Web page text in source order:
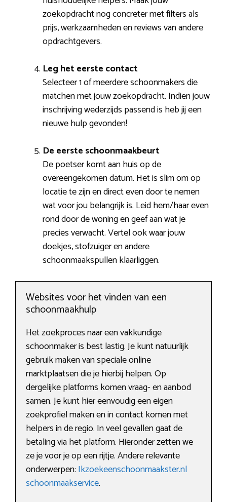
zoekopdracht nog concreter met filters als
prijs, werkzaamheden en reviews van andere
opdrachtgevers.
Leg het eerste contact
Selecteer 1 of meerdere schoonmakers die
matchen met jouw zoekopdracht. Indien jouw
inschrijving wederzijds passend is heb jij een
nieuwe hulp gevonden!
De eerste schoonmaakbeurt
De poetser komt aan huis op de
overeengekomen datum. Het is slim om op
locatie te zijn en direct even door te nemen
wat voor jou belangrijk is. Leid hem/haar even
rond door de woning en geef aan wat je
precies verwacht. Vertel ook waar jouw
doekjes, stofzuiger en andere
schoonmaakspullen klaarliggen.
Websites voor het vinden van een
schoonmaakhulp
Het zoekproces naar een vakkundige
schoonmaker is best lastig. Je kunt natuurlijk
gebruik maken van speciale online
marktplaatsen die je hierbij helpen. Op
dergelijke platforms komen vraag- en aanbod
samen. Je kunt hier eenvoudig een eigen
zoekprofiel maken en in contact komen met
helpers in de regio. In veel gevallen gaat de
betaling via het platform. Hieronder zetten we
ze je voor je op een rijtje. Andere relevante
onderwerpen: Ikzoekeenschoonmaakster.nl
schoonmaakservice.